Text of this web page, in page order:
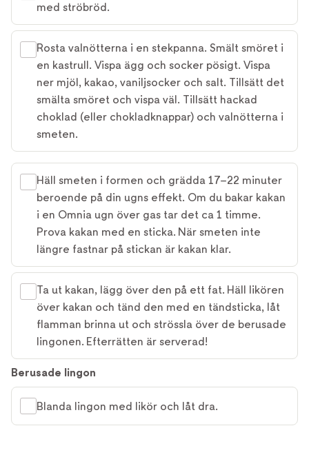
med ströbröd.
Rosta valnötterna i en stekpanna. Smält smöret i
en kastrull. Vispa ägg och socker pösigt. Vispa
ner mjöl, kakao, vaniljsocker och salt. Tillsätt det
smälta smöret och vispa väl. Tillsätt hackad
choklad (eller chokladknappar) och valnötterna i
smeten.
Häll smeten i formen och grädda 17–22 minuter
beroende på din ugns effekt. Om du bakar kakan
i en Omnia ugn över gas tar det ca 1 timme.
Prova kakan med en sticka. När smeten inte
längre fastnar på stickan är kakan klar.
Ta ut kakan, lägg över den på ett fat. Häll likören
över kakan och tänd den med en tändsticka, låt
flamman brinna ut och strössla över de berusade
lingonen. Efterrätten är serverad!
Berusade lingon
Blanda lingon med likör och låt dra.